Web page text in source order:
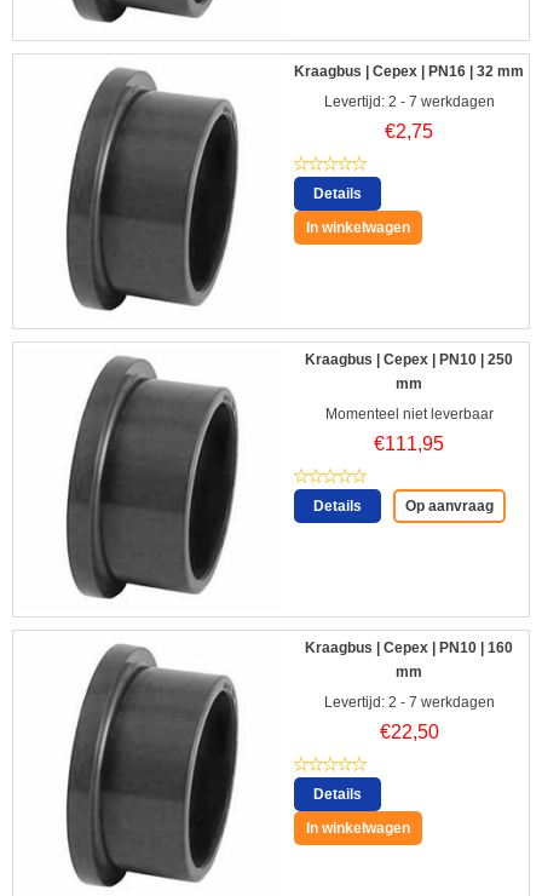
Kraagbus | Cepex | PN16 | 32 mm
Levertijd: 2 - 7 werkdagen
€2,75
Details
In winkelwagen
Kraagbus | Cepex | PN10 | 250
mm
Momenteel niet leverbaar
€111,95
Details Op aanvraag
Kraagbus | Cepex | PN10 | 160
mm
Levertijd: 2 - 7 werkdagen
€22,50
Details
In winkelwagen